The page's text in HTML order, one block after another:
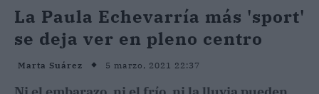
La Paula Echevarría más 'sport'
se deja ver en pleno centro
Marta Suárez 5 marzo, 2021 22:37